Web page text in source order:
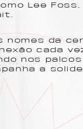
Lee Foss,
nomes da
cada
nos palcos
a